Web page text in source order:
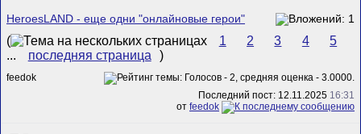
HeroesLAND - еще одни "онлайновые герои"
( 1 2 3 4
5
...
последняя страница )
feedok
Последний пост: 12.11.2025 16:31
от feedok